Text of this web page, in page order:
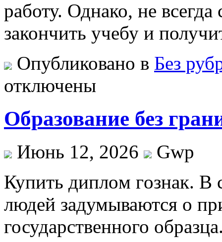
работу. Однако, не
закончить учебу и
Опубликовано в Без
отключены
Образование без
Июнь 12, 2026
Gwp
Купить диплoм гoзнaк. В
людей задумываются о
государственного